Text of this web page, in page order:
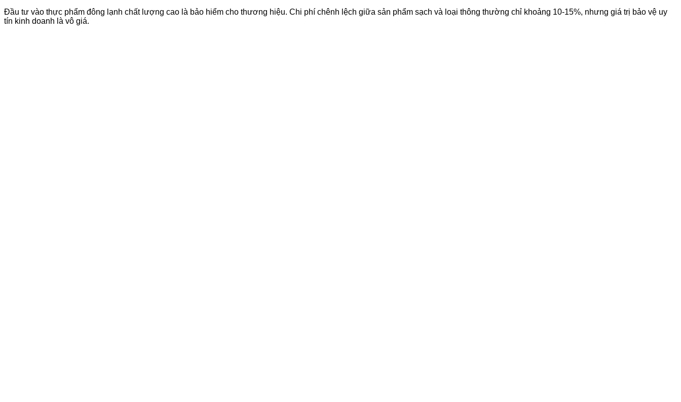
Đầu tư vào thực phẩm đông lạnh chất lượng cao là bảo hiểm cho thương hiệu. Chi phí chênh lệch giữa sản phẩm sạch và loại thông thường chỉ khoảng 10-15%, nhưng giá trị bảo vệ uy
tín kinh doanh là vô giá.